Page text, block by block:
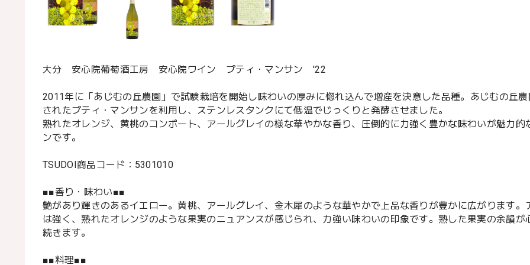
大分 安心院葡萄酒工房 安心院ワイン プティ・マンサン '22
2011年に「あじむの丘農園」で試験栽培を開始し味わいの厚みに惚れ込んで増産を決意した品種。あじむの丘
されたプティ・マンサンを利用し、ステンレスタンクにて低温でじっくりと発酵させました。
熟れたオレンジ、黄桃のコンポート、アールグレイの様な華やかな香り、圧倒的に力強く豊かな味わいが魅力的
ンです。
TSUDOI商品コード：5301010
■■香り・味わい■■
艶があり輝きのあるイエロー。黄桃、アールグレイ、金木犀のような華やかで上品な香りが豊かに広がります。
は強く、熟れたオレンジのような果実のニュアンスが感じられ、力強い味わいの印象です。熟した果実の余韻が
続きます。
■■料理■■